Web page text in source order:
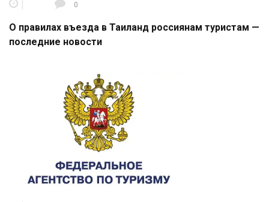
0
О правилах въезда в Таиланд россиянам туристам —
последние новости